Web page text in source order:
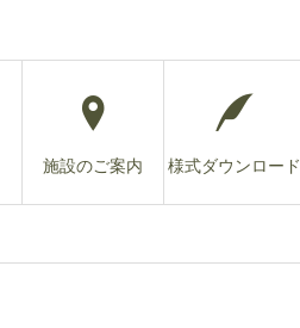
施設のご案内 様式ダウンロード